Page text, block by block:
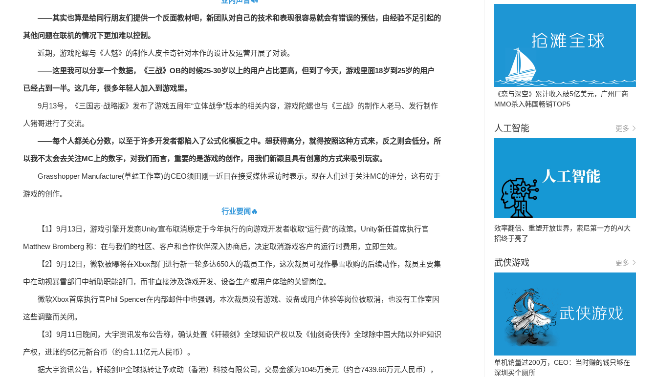
——其实也算是给同行朋友们提供一个反面教材吧，新团队对自己的技术和表现很容易就会有错误的预估，由经验不足引起的
其他问题在联机的情况下更加难以控制。
近期，游戏陀螺与《人魅》的制作人皮卡奇针对本作的设计及运营开展了对谈。
——这里我可以分享一个数据，《三战》OB的时候25-30岁以上的用户占比更高，但到了今天，游戏里面18岁到25岁的用户
已经占到一半。这几年，很多年轻人加入到游戏里。
9月13号，《三国志·战略版》发布了游戏五周年“立体战争”版本的相关内容，游戏陀螺也与《三战》的制作人老马、发行制作
人猪哥进行了交流。
——每个人都关心分数，以至于许多开发者都陷入了公式化模板之中。想获得高分，就得按照这种方式来，反之则会低分。所
以我不太会去关注MC上的数字，对我们而言，重要的是游戏的创作，用我们新颖且具有创意的方式来吸引玩家。
Grasshopper Manufacture(草蜢工作室)的CEO须田刚一近日在接受媒体采访时表示，现在人们过于关注MC的评分，这有碍于
游戏的创作。
行业要闻🔥
【1】9月13日，游戏引擎开发商Unity宣布取消原定于今年执行的向游戏开发者收取“运行费”的政策。Unity新任首席执行官
Matthew Bromberg 称：在与我们的社区、客户和合作伙伴深入协商后，决定取消游戏客户的运行时费用，立即生效。
【2】9月12日，微软被曝将在Xbox部门进行新一轮多达650人的裁员工作，这次裁员可视作暴雪收购的后续动作，裁员主要集
中在动视暴雪部门中辅助职能部门，而非直接涉及游戏开发、设备生产或用户体验的关键岗位。
微软Xbox首席执行官Phil Spencer在内部邮件中也强调，本次裁员没有游戏、设备或用户体验等岗位被取消，也没有工作室因
这些调整而关闭。
【3】9月11日晚间，大宇资讯发布公告称，确认处置《轩辕剑》全球知识产权以及《仙剑奇侠传》全球除中国大陆以外IP知识
产权，进账约5亿元新台币（约合1.11亿元人民币）。
据大宇资讯公告，轩辕剑IP全球拟转让予欢动（香港）科技有限公司，交易金额为1045万美元（约合7439.66万元人民币），
《恋与深空》累计收入破5亿美元，广州厂商
MMO杀入韩国畅销TOP5
人工智能 更多
效率翻倍、重塑开放世界，索尼第一方的AI大
招终于亮了
武侠游戏 更多
单机销量过200万，CEO：当时赚的钱只够在
深圳买个厕所